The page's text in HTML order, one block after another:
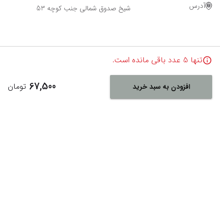
تنها 5 عدد باقی مانده است.
افزودن به سبد خرید 67,500 تومان
آدرس شیخ صدوق شمالی جنب کوچه 53